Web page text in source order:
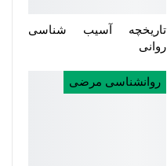
تاریخچه آسیب شناسی
روانی
روانشناسی مرضی